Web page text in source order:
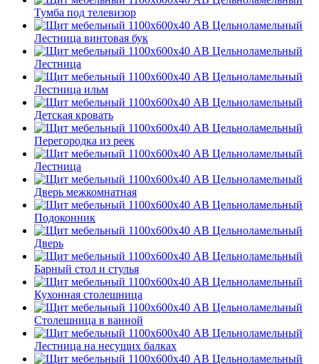
Тумба под телевизор
Лестница винтовая бук
Лестница
Лестница ильм
Детская кровать
Перегородка из реек
Лестница
Дверь межкомнатная
Подоконник
Дверь
Барный стол и стулья
Кухонная столешница
Столешница в ванной
Лестница на несущих балках